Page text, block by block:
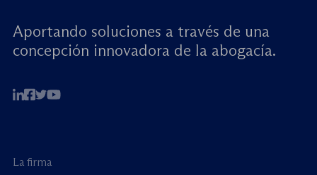
Aportando soluciones a través de una
concepción innovadora de la abogacía.
La firma